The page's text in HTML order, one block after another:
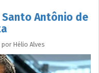
Antônio de
porHélio Alves